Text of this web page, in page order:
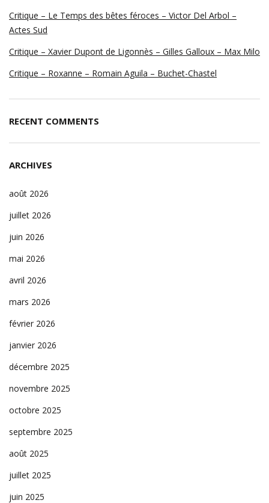
Critique – Le Temps des bêtes féroces – Victor Del Arbol –
Actes Sud
Critique – Xavier Dupont de Ligonnès – Gilles Galloux – Max Milo
Critique – Roxanne – Romain Aguila – Buchet-Chastel
RECENT COMMENTS
ARCHIVES
août 2026
juillet 2026
juin 2026
mai 2026
avril 2026
mars 2026
février 2026
janvier 2026
décembre 2025
novembre 2025
octobre 2025
septembre 2025
août 2025
juillet 2025
juin 2025